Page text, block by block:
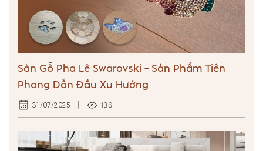
Sàn Gỗ Pha Lê Swarovski – Sản Phẩm Tiên
Phong Dẫn Đầu Xu Hướng
31/07/2025 136